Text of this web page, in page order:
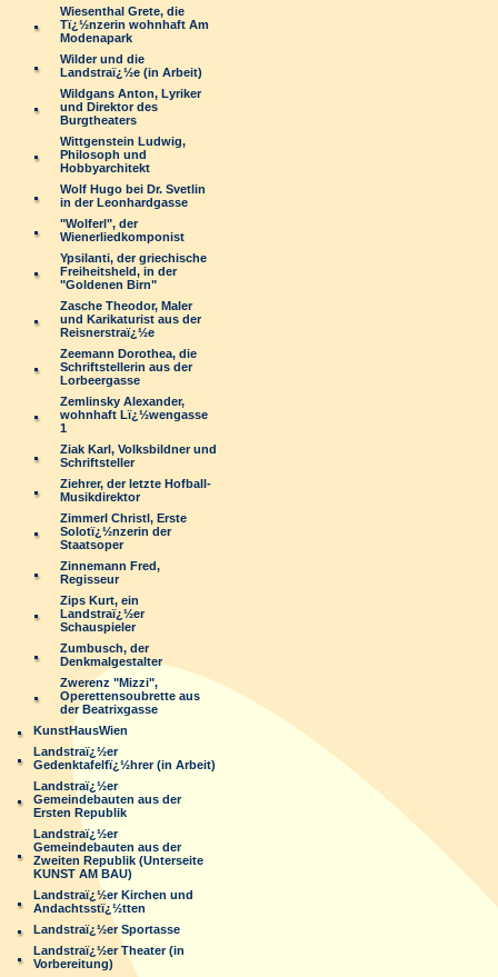
Wiesenthal Grete, die
Tï¿½nzerin wohnhaft Am
Modenapark
Wilder und die
Landstraï¿½e (in Arbeit)
Wildgans Anton, Lyriker
und Direktor des
Burgtheaters
Wittgenstein Ludwig,
Philosoph und
Hobbyarchitekt
Wolf Hugo bei Dr. Svetlin
in der Leonhardgasse
"Wolferl", der
Wienerliedkomponist
Ypsilanti, der griechische
Freiheitsheld, in der
"Goldenen Birn"
Zasche Theodor, Maler
und Karikaturist aus der
Reisnerstraï¿½e
Zeemann Dorothea, die
Schriftstellerin aus der
Lorbeergasse
Zemlinsky Alexander,
wohnhaft Lï¿½wengasse
1
Ziak Karl, Volksbildner und
Schriftsteller
Ziehrer, der letzte Hofball-
Musikdirektor
Zimmerl Christl, Erste
Solotï¿½nzerin der
Staatsoper
Zinnemann Fred,
Regisseur
Zips Kurt, ein
Landstraï¿½er
Schauspieler
Zumbusch, der
Denkmalgestalter
Zwerenz "Mizzi",
Operettensoubrette aus
der Beatrixgasse
KunstHausWien
Landstraï¿½er
Gedenktafelfï¿½hrer (in Arbeit)
Landstraï¿½er
Gemeindebauten aus der
Ersten Republik
Landstraï¿½er
Gemeindebauten aus der
Zweiten Republik (Unterseite
KUNST AM BAU)
Landstraï¿½er Kirchen und
Andachtsstï¿½tten
Landstraï¿½er Sportasse
Landstraï¿½er Theater (in
Vorbereitung)